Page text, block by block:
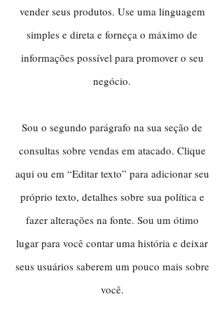
vender seus produtos. Use uma linguagem
simples e direta e forneça o máximo de
informações possível para promover o seu
negócio.
Sou o segundo parágrafo na sua seção de
consultas sobre vendas em atacado. Clique
aqui ou em “Editar texto” para adicionar seu
próprio texto, detalhes sobre sua política e
fazer alterações na fonte. Sou um ótimo
lugar para você contar uma história e deixar
seus usuários saberem um pouco mais sobre
você.